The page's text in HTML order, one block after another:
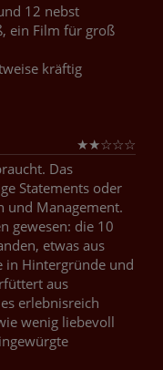
12 nebst
ein Film für groß
kräftig
★★☆☆☆
Das
Statements oder
und Management.
gewesen: die 10
etwas aus
in Hintergründe und
aus
erlebnisreich
wenig liebevoll